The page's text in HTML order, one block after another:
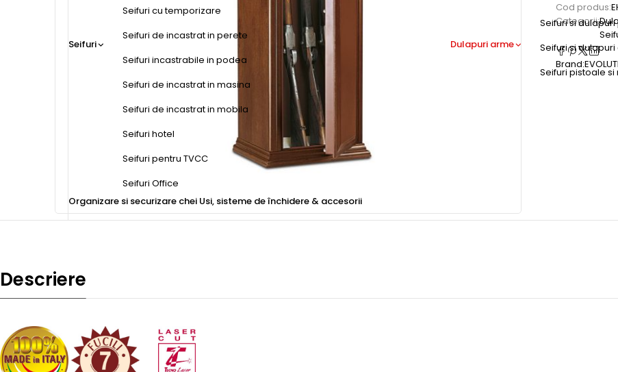
Seifuri
Seifuri cu temporizare
Seifuri de incastrat in perete
Seifuri incastrabile in podea
Seifuri de incastrat in masina
Seifuri de incastrat in mobila
Seifuri hotel
Seifuri pentru TVCC
Seifuri Office
Dulapuri arme
Seifuri si
Seifuri si
Seifuri pistoale si
Organizare si securizare chei Usi, sisteme de închidere & accesorii
Cod produs:
Categorii:
Brand:
Descriere